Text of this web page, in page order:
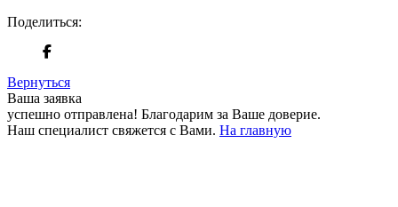
Поделиться:
Вернуться
Ваша заявка
успешно отправлена! Благодарим за Ваше доверие.
Наш специалист свяжется с Вами. На главную